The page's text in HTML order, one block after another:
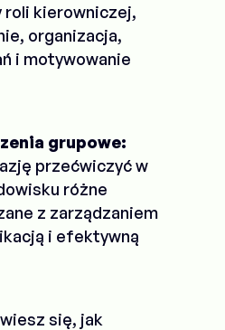
roli kierowniczej,
organizacja,
i motywowanie
grupowe:
przećwiczyć w
różne
z zarządzaniem
i efektywną
się, jak